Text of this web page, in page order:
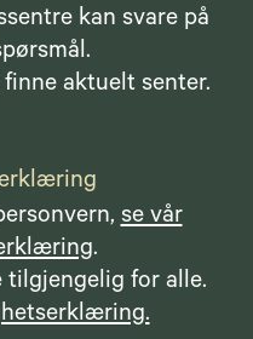
kan svare på
aktuelt senter.
se vår
.
for alle.